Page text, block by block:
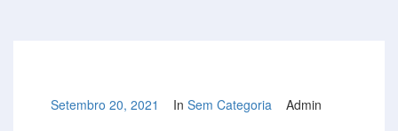
Setembro 20, 2021 In Sem Categoria Admin